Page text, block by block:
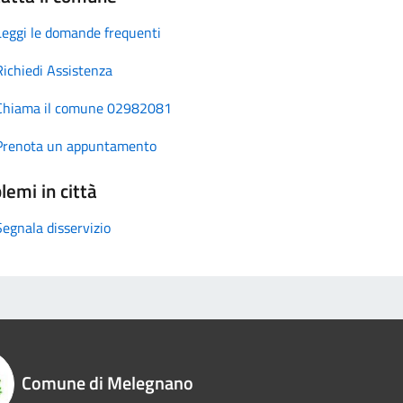
le domande frequenti
Assistenza
il comune 02982081
un appuntamento
in città
disservizio
Comune di Melegnano